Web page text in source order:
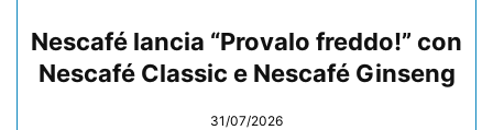
Nescafé lancia “Provalo freddo!” con
Nescafé Classic e Nescafé Ginseng
31/07/2026